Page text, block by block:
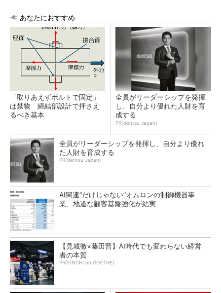
あなたにおすすめ
「取りあえずボルトで固定」
は禁物 締結部設計で押さえ
るべき基本
全員がリーダーシップを発揮
し、自分より優れた人財を育
成する
PR(dentsu Japan)
全員がリーダーシップを発揮し、自分より優れ
た人財を育成する
PR(dentsu Japan)
AI関連“だけじゃない”オムロンの制御機器事
業、地道な顧客基盤強化が結実
【見城徹×藤田晋】AI時代でも変わらない経営
者の本質
PR(FINCHI on GOETHE)